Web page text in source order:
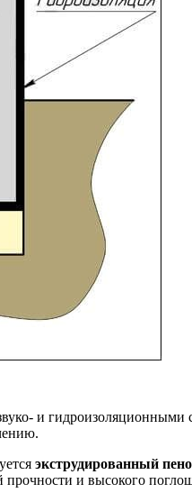
и
экструдированный
и высокого